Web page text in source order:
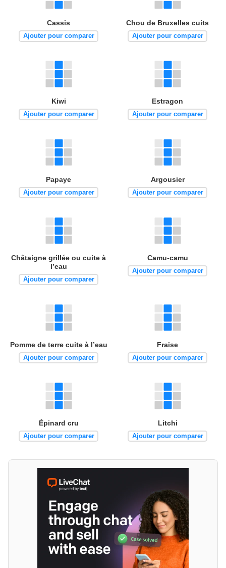
Cassis
Ajouter pour comparer
Chou de Bruxelles cuits
Ajouter pour comparer
Kiwi
Ajouter pour comparer
Estragon
Ajouter pour comparer
Papaye
Ajouter pour comparer
Argousier
Ajouter pour comparer
Châtaigne grillée ou cuite à
l’eau
Ajouter pour comparer
Camu-camu
Ajouter pour comparer
Pomme de terre cuite à l’eau
Ajouter pour comparer
Fraise
Ajouter pour comparer
Épinard cru
Ajouter pour comparer
Litchi
Ajouter pour comparer